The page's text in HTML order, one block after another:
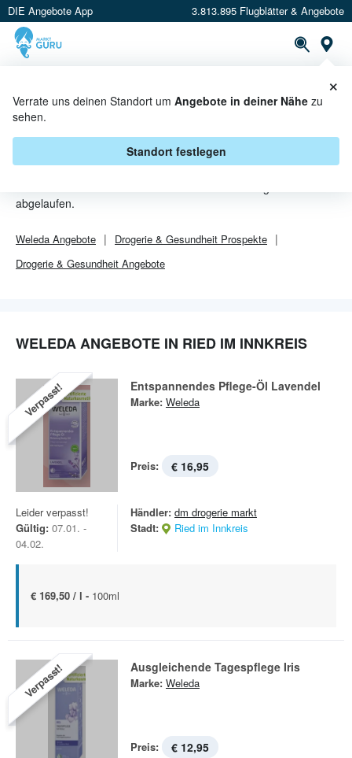
DIE Angebote App 3.813.895 Flugblätter & Angebote
Verrate uns deinen Standort um Angebote in deiner Nähe zu
sehen.
Standort festlegen
×
WELEDA ANGEBOTE IN RIED IM
abgelaufen.
Weleda Angebote Drogerie & Gesundheit Prospekte
Drogerie & Gesundheit Angebote
WELEDA ANGEBOTE IN RIED IM INNKREIS
Verpasst! Entspannendes Pflege-Öl Lavendel
Marke: Weleda
Preis: € 16,95
Leider verpasst!
Gültig: 07.01. -
04.02.
Händler: dm drogerie markt
Stadt:
Ried im Innkreis
€ 169,50 / l - 100ml
Verpasst! Ausgleichende Tagespflege Iris
Marke: Weleda
Preis: € 12,95